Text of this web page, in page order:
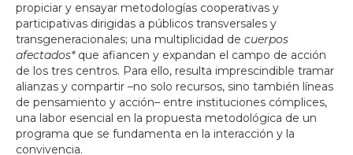
propiciar y ensayar metodologías cooperativas y
participativas dirigidas a públicos transversales y
transgeneracionales; una multiplicidad de cuerpos
afectados*que afiancen y expandan el campo de acción
de los tres centros. Para ello, resulta imprescindible tramar
alianzas y compartir –no solo recursos, sino también líneas
de pensamiento y acción– entre instituciones cómplices,
una labor esencial en la propuesta metodológica de un
programa que se fundamenta en la interacción y la
convivencia.